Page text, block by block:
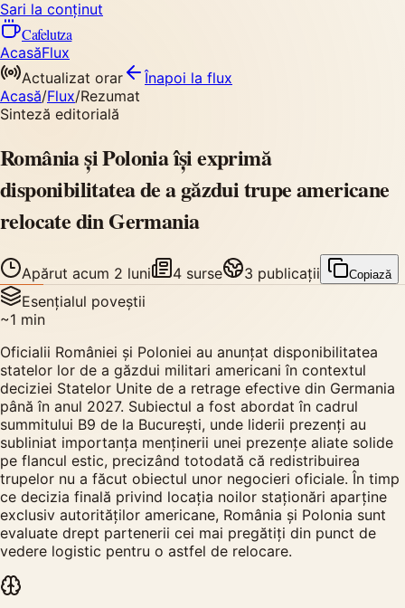
Sari la conținut
Cafelutza
AcasăFlux
Actualizat orar
Înapoi la flux
Acasă/Flux/Rezumat
Sinteză editorială
România și Polonia își exprimă
disponibilitatea de a găzdui trupe americane
relocate din Germania
Apărut acum 2 luni 4 surse 3 publicații Copiază
Esențialul poveștii
~1 min
Oficialii României și Poloniei au anunțat disponibilitatea
statelor lor de a găzdui militari americani în contextul
deciziei Statelor Unite de a retrage efective din Germania
până în anul 2027. Subiectul a fost abordat în cadrul
summitului B9 de la București, unde liderii prezenți au
subliniat importanța menținerii unei prezențe aliate solide
pe flancul estic, precizând totodată că redistribuirea
trupelor nu a făcut obiectul unor negocieri oficiale. În timp
ce decizia finală privind locația noilor staționări aparține
exclusiv autorităților americane, România și Polonia sunt
evaluate drept partenerii cei mai pregătiți din punct de
vedere logistic pentru o astfel de relocare.